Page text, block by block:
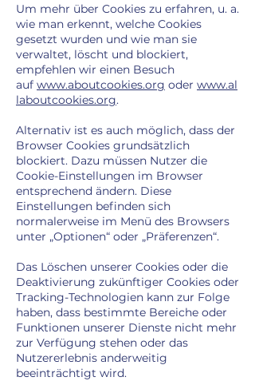
Um mehr über Cookies zu erfahren, u. a.
wie man erkennt, welche Cookies
gesetzt wurden und wie man sie
verwaltet, löscht und blockiert,
empfehlen wir einen Besuch
auf www.aboutcookies.org oder www.al
laboutcookies.org.
Alternativ ist es auch möglich, dass der
Browser Cookies grundsätzlich
blockiert. Dazu müssen Nutzer die
Cookie-Einstellungen im Browser
entsprechend ändern. Diese
Einstellungen befinden sich
normalerweise im Menü des Browsers
unter „Optionen“ oder „Präferenzen“.
Das Löschen unserer Cookies oder die
Deaktivierung zukünftiger Cookies oder
Tracking-Technologien kann zur Folge
haben, dass bestimmte Bereiche oder
Funktionen unserer Dienste nicht mehr
zur Verfügung stehen oder das
Nutzererlebnis anderweitig
beeinträchtigt wird.